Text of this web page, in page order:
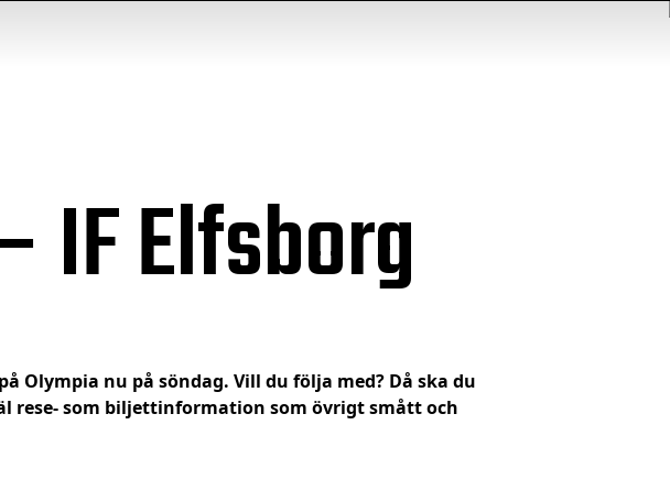
IF Elfsborg
Olympia nu på söndag. Vill du följa med? Då ska du
rese- som biljettinformation som övrigt smått och